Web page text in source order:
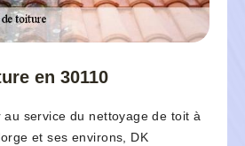
en 30110
au service du nettoyage de toit à
et ses environs, DK